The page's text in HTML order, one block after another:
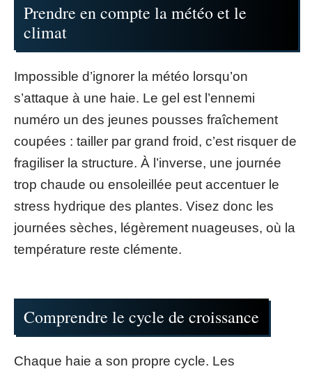
Prendre en compte la météo et le
climat
Impossible d’ignorer la météo lorsqu’on
s’attaque à une haie. Le gel est l’ennemi
numéro un des jeunes pousses fraîchement
coupées : tailler par grand froid, c’est risquer de
fragiliser la structure. À l’inverse, une journée
trop chaude ou ensoleillée peut accentuer le
stress hydrique des plantes. Visez donc les
journées sèches, légèrement nuageuses, où la
température reste clémente.
Comprendre le cycle de croissance
Chaque haie a son propre cycle. Les